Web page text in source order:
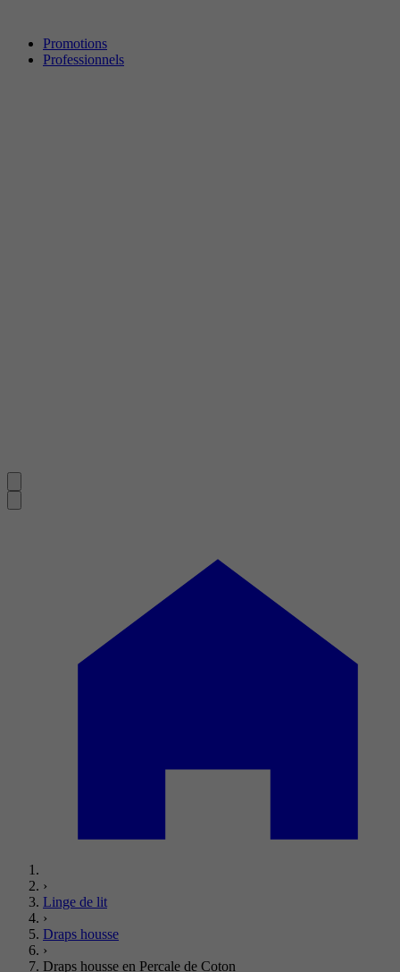
Promotions
Professionnels
›
Linge de lit
›
Draps housse
›
Draps housse en Percale de Coton